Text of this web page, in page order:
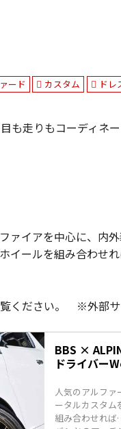
ード カスタム ドレ
も走りもコーディネ
ァイアを中心に、内
イールを組み合わ
ください。 ※外部サ
BBS ×
ドライバー
人気のアルフ
ータルカスタム
組み合わせれ